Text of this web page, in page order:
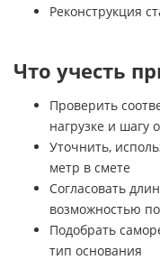
Реконструкция
Что учесть
Проверить
нагрузке и шагу
Уточнить,
метр в смете
Согласовать
возможностью
Подобрать
тип основания